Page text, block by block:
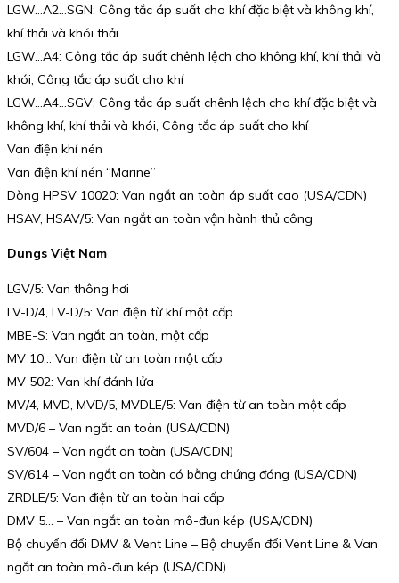
LGW…A2…SGN: Công tắc áp suất cho khí đặc biệt và không khí,
khí thải và khói thải
LGW…A4: Công tắc áp suất chênh lệch cho không khí, khí thải và
khói, Công tắc áp suất cho khí
LGW…A4…SGV: Công tắc áp suất chênh lệch cho khí đặc biệt và
không khí, khí thải và khói, Công tắc áp suất cho khí
Van điện khí nén
Van điện khí nén “Marine”
Dòng HPSV 10020: Van ngắt an toàn áp suất cao (USA/CDN)
HSAV, HSAV/5: Van ngắt an toàn vận hành thủ công
Dungs Việt Nam
LGV/5: Van thông hơi
LV-D/4, LV-D/5: Van điện từ khí một cấp
MBE-S: Van ngắt an toàn, một cấp
MV 10..: Van điện từ an toàn một cấp
MV 502: Van khí đánh lửa
MV/4, MVD, MVD/5, MVDLE/5: Van điện từ an toàn một cấp
MVD/6 – Van ngắt an toàn (USA/CDN)
SV/604 – Van ngắt an toàn (USA/CDN)
SV/614 – Van ngắt an toàn có bằng chứng đóng (USA/CDN)
ZRDLE/5: Van điện từ an toàn hai cấp
DMV 5… – Van ngắt an toàn mô-đun kép (USA/CDN)
Bộ chuyển đổi DMV & Vent Line – Bộ chuyển đổi Vent Line & Van
ngắt an toàn mô-đun kép (USA/CDN)